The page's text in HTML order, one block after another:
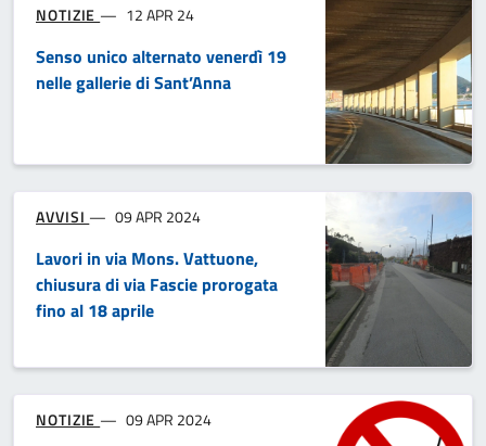
NOTIZIE 12 APR 24
Senso unico alternato venerdì 19
nelle gallerie di Sant’Anna
AVVISI 09 APR 2024
Lavori in via Mons. Vattuone,
chiusura di via Fascie prorogata
fino al 18 aprile
NOTIZIE 09 APR 2024